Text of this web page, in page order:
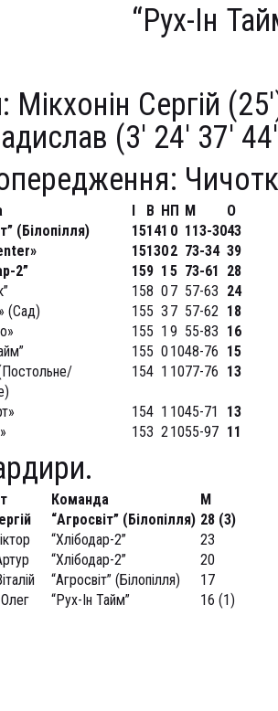
“Рух-Ін
Мікхонін Сергій
(3′ 24′ 37′
І В НП М
О
(Білопілля) 15141 0 113-3043
151302 73-34 39
2” 159 1 5 73-61 28
158 0 7 57-63 24
(Сад) 155 3 7 57-62 18
155 1 9 55-83 16
155 0 1048-76 15
154 1 1077-76 13
154 1 1045-71
13
153 2 1055-97 11
Команда
М
“Агросвіт” (Білопілля) 28 (3)
“Хлібодар-2”
23
“Хлібодар-2”
20
“Агросвіт” (Білопілля)
17
“Рух-Ін Тайм” 16 (1)